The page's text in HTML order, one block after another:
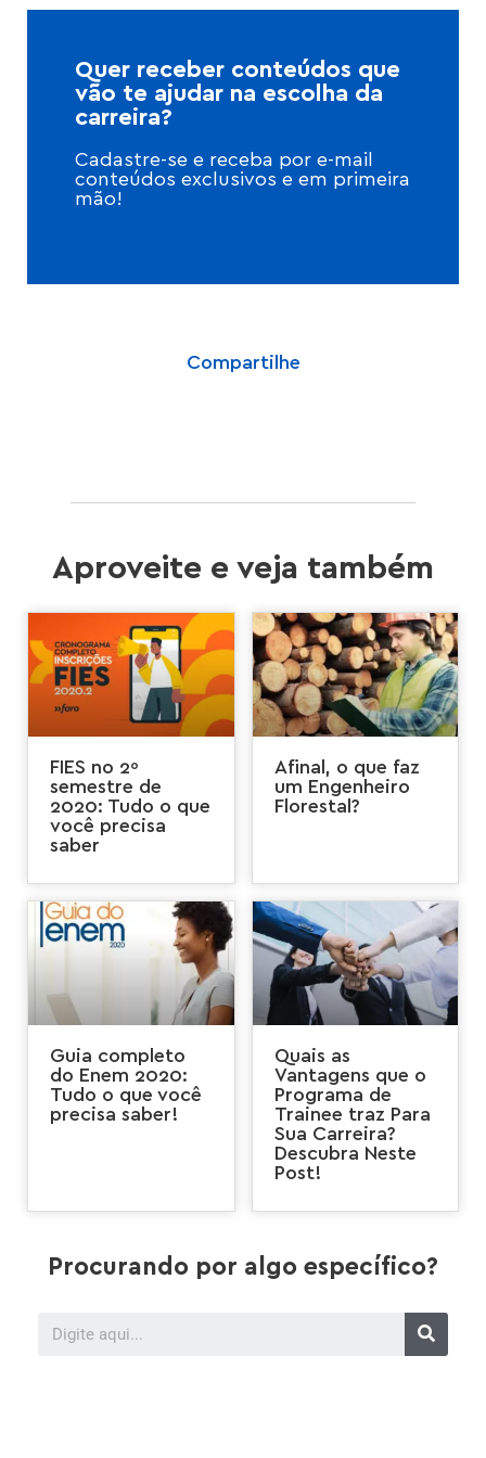
Quer receber conteúdos que
vão te ajudar na escolha da
carreira?
Cadastre-se e receba por e-mail
conteúdos exclusivos e em primeira
mão!
Compartilhe
Aproveite e veja também
FIES no 2º
semestre de
2020: Tudo o que
você precisa
saber
Afinal, o que faz
um Engenheiro
Florestal?
Guia completo
do Enem 2020:
Tudo o que você
precisa saber!
Quais as
Vantagens que o
Programa de
Trainee traz Para
Sua Carreira?
Descubra Neste
Post!
Procurando por algo específico?